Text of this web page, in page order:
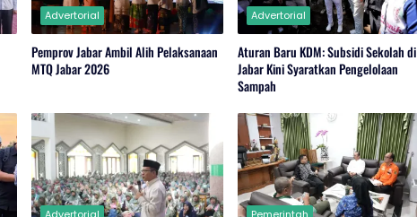
Advertorial
Pemprov Jabar Ambil Alih Pelaksanaan
MTQ Jabar 2026
Advertorial
Aturan Baru KDM: Subsidi Sekolah di
Jabar Kini Syaratkan Pengelolaan
Sampah